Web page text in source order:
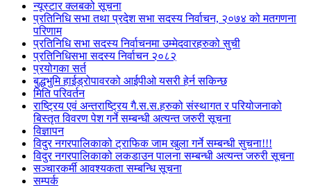
न्यूस्टार क्लबको सूचना
प्रतिनिधि सभा तथा प्रदेश सभा सदस्य निर्वाचन, २०७४ को मतगणना
परिणाम
प्रतिनिधि सभा सदस्य निर्वाचनमा उम्मेदवारहरुको सुची
प्रतिनिधिसभा सदस्य निर्वाचन २०८२
प्रयोगका सर्त
बुद्धभुमि हाईड्रोपावरको आईपीओ यसरी हेर्न सकिन्छ
मिति परिवर्तन
राष्ट्रिय एवं अन्तराष्ट्रिय गै.स.स.हरुको संस्थागत र परियोजनाको
बिस्तृत विवरण पेश गर्ने सम्बन्धी अत्यन्त जरुरी सूचना
विज्ञापन
विदुर नगरपालिकाको ट्राफिक जाम खुला गर्ने सम्बन्धी सुचना!!!
विदुर नगरपालिकाको लकडाउन पालना सम्बन्धी अत्यन्त जरुरी सूचना
सञ्चारकर्मी आवश्यकता सम्बन्धि सूचना
सम्पर्क